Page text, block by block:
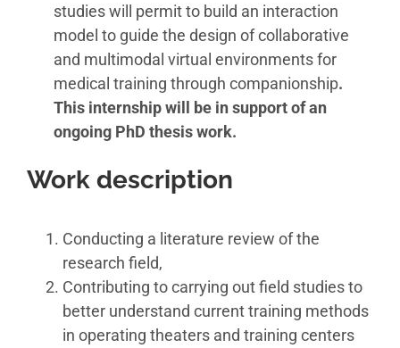
studies will permit to build an interaction
model to guide the design of collaborative
and multimodal virtual environments for
medical training through companionship.
This internship will be in support of an
ongoing PhD thesis work.
Work description
Conducting a literature review of the
research field,
Contributing to carrying out field studies to
better understand current training methods
in operating theaters and training centers